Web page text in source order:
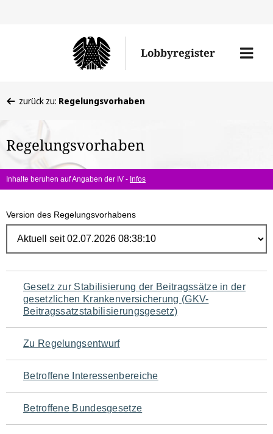
Lobbyregister
Menü
befinden
hier:
zurück zu: Regelungsvorhaben
Regelungsvorhaben
Inhalte beruhen auf Angaben der IV - Infos
Version des Regelungsvorhabens
Navigation
für
den
Seiteninhalt
Gesetz zur Stabilisierung der Beitragssätze in der
gesetzlichen Krankenversicherung (GKV-
Beitragssatzstabilisierungsgesetz)
Zu Regelungsentwurf
Betroffene Interessenbereiche
Betroffene Bundesgesetze